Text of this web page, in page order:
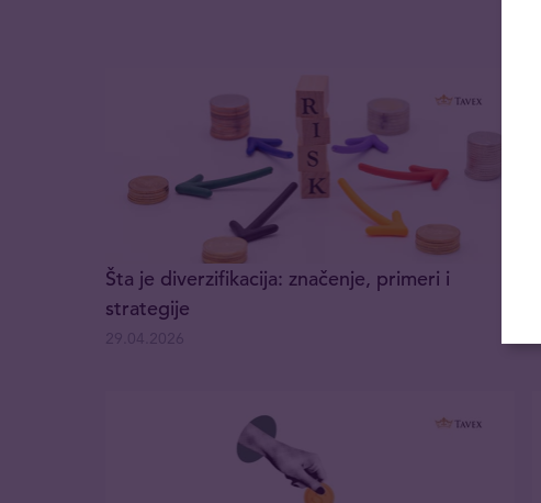
Šta je diverzifikacija: značenje, primeri i
strategije